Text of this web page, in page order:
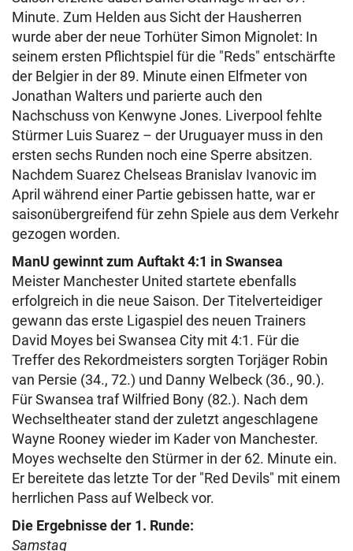
Minute. Zum Helden aus Sicht der Hausherren
wurde aber der neue Torhüter Simon Mignolet: In
seinem ersten Pflichtspiel für die "Reds" entschärfte
der Belgier in der 89. Minute einen Elfmeter von
Jonathan Walters und parierte auch den
Nachschuss von Kenwyne Jones. Liverpool fehlte
Stürmer Luis Suarez – der Uruguayer muss in den
ersten sechs Runden noch eine Sperre absitzen.
Nachdem Suarez Chelseas Branislav Ivanovic im
April während einer Partie gebissen hatte, war er
saisonübergreifend für zehn Spiele aus dem Verkehr
gezogen worden.
ManU gewinnt zum Auftakt 4:1 in Swansea
Meister Manchester United startete ebenfalls
erfolgreich in die neue Saison. Der Titelverteidiger
gewann das erste Ligaspiel des neuen Trainers
David Moyes bei Swansea City mit 4:1. Für die
Treffer des Rekordmeisters sorgten Torjäger Robin
van Persie (34., 72.) und Danny Welbeck (36., 90.).
Für Swansea traf Wilfried Bony (82.). Nach dem
Wechseltheater stand der zuletzt angeschlagene
Wayne Rooney wieder im Kader von Manchester.
Moyes wechselte den Stürmer in der 62. Minute ein.
Er bereitete das letzte Tor der "Red Devils" mit einem
herrlichen Pass auf Welbeck vor.
Die Ergebnisse der 1. Runde:
Samstag